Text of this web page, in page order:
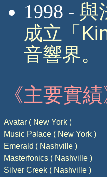
1998 - 與
成立「
音響界。
《主要實績
Avatar ( New York )
Music Palace ( New York )
Emerald ( Nashville )
Masterfonics ( Nashville )
Silver Creek ( Nashville )